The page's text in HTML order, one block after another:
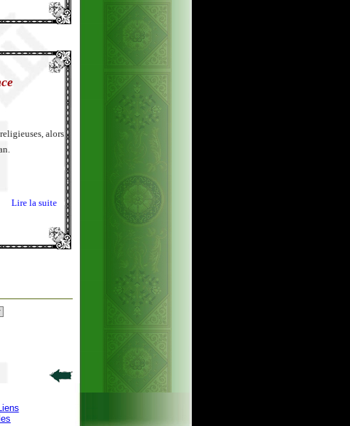
alors
Lire la suite
Liens